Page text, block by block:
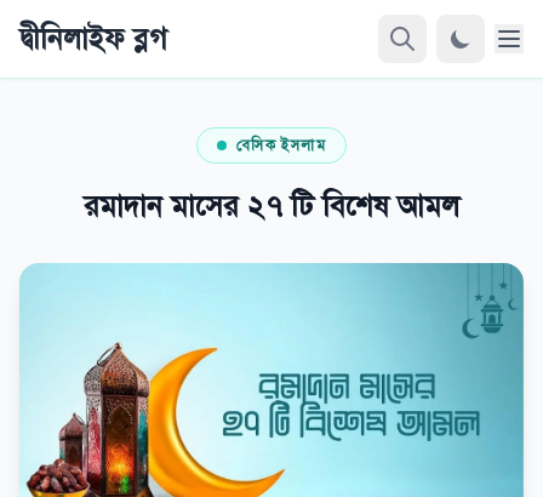
দ্বীনিলাইফ ব্লগ
বেসিক ইসলাম
রমাদান মাসের ২৭ টি বিশেষ আমল